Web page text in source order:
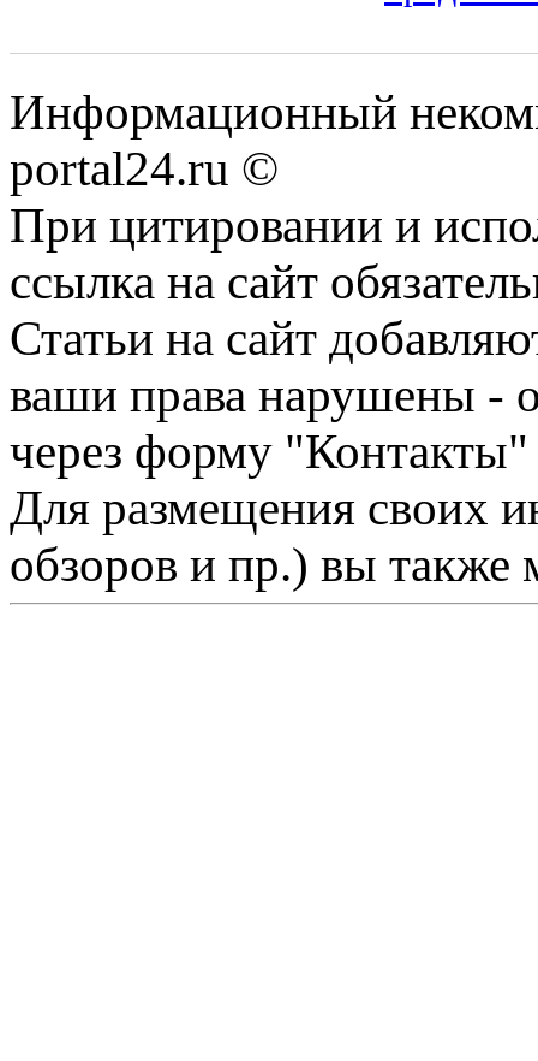
Информационный
portal24.ru ©
При цитировании и
ссылка на сайт
Статьи на сайт
ваши права нарушены -
через форму "Контакты"
Для размещения своих
обзоров и пр.) вы также